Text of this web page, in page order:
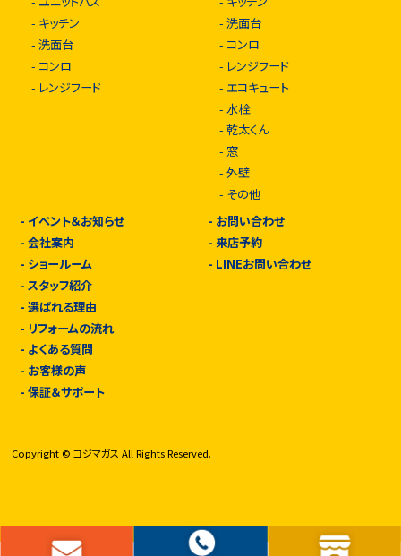
- キッチン
- 洗面台
- コンロ
- レンジフード
-洗面台
- コンロ
- レンジフード
- エコキュート
-水栓
-乾太くん
- 窓
-外壁
- その他
- イベント＆お知らせ
- 会社案内
- ショールーム
- スタッフ紹介
- 選ばれる理由
- リフォームの流れ
- よくある質問
- お客様の声
- 保証＆サポート
- お問い合わせ
-来店予約
- LINEお問い合わせ
Copyright © コジマガス All Rights Reserved.